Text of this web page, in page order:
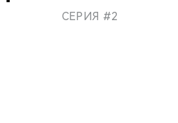
СЕРИЯ #2